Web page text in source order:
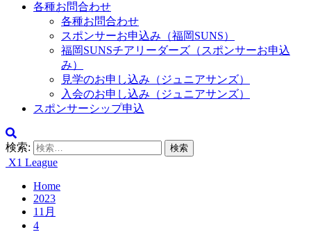
各種お問合わせ
各種お問合わせ
スポンサーお申込み（福岡SUNS）
福岡SUNSチアリーダーズ（スポンサーお申込
み）
見学のお申し込み（ジュニアサンズ）
入会のお申し込み（ジュニアサンズ）
スポンサーシップ申込
検索:
X1 League
Home
2023
11月
4